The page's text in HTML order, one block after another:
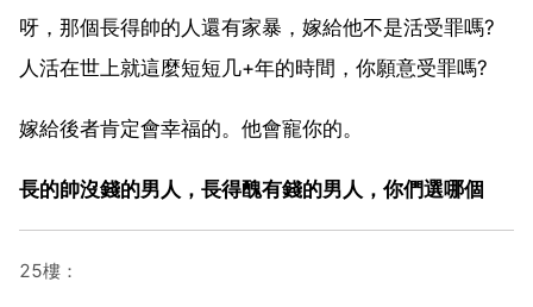
呀，那個長得帥的人還有家暴，嫁給他不是活受罪嗎?
人活在世上就這麼短短几+年的時間，你願意受罪嗎?
嫁給後者肯定會幸福的。他會寵你的。
長的帥沒錢的男人，長得醜有錢的男人，你們選哪個
25樓：